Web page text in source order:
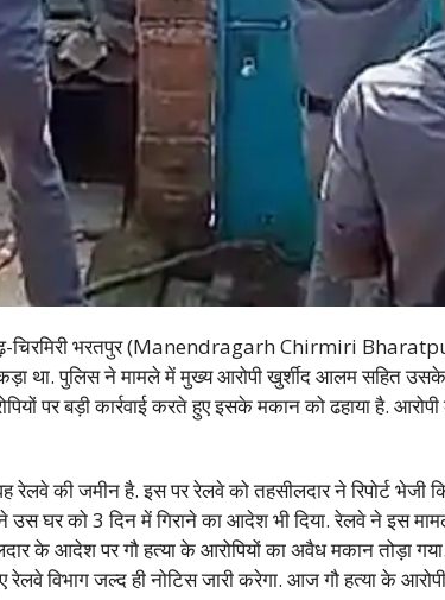
चिरमिरी भरतपुर (Manendragarh Chirmiri
था. पुलिस ने मामले में मुख्य आरोपी खुर्शीद आलम सहित उसके
पर बड़ी कार्रवाई करते हुए इसके मकान को ढहाया है.
रेलवे की जमीन है. इस पर रेलवे को तहसीलदार ने रिपोर्ट
उस घर को 3 दिन में गिराने का आदेश भी दिया. रेलवे ने इस
के आदेश पर गौ हत्या के आरोपियों का अवैध मकान तोड़ा
विभाग जल्द ही नोटिस जारी करेगा. आज गौ हत्या के